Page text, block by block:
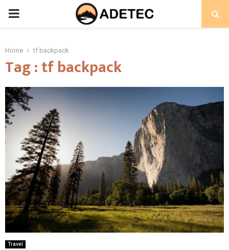
PRIMARY
Home tf backpack
Tag : tf backpack
Travel